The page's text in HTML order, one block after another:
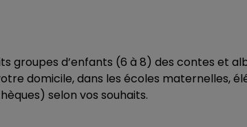
groupes d’enfants (6 à 8) des contes et
domicile, dans les écoles maternelles,
selon vos souhaits.